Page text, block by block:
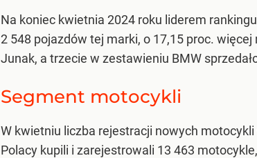
Na koniec kwietnia 2024 roku liderem
2 548 pojazdów tej marki, o 17,15 proc.
Junak, a trzecie w zestawieniu BMW
Segment motocykli
W kwietniu liczba rejestracji nowych
Polacy kupili i zarejestrowali 13 463